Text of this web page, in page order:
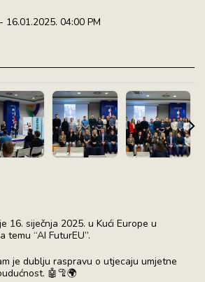
16.01.2025. 04:00 PM
16. siječnja 2025. u Kući Europe u
“AI FuturEU”.
je dublju raspravu o utjecaju umjetne
🤖🦿🌍